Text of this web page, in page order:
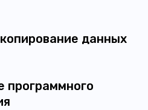
данных
программного